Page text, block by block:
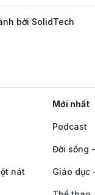
bởi SolidTech
Mới nhất
Podcast
Đời sống
nát Giáo dục